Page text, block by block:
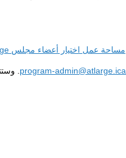
مساحة عمل اختيار أعضاء مجلس
program-
.